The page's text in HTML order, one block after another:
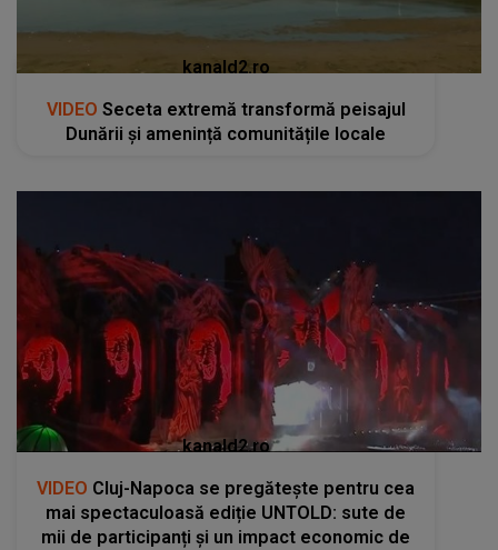
kanald2.ro
VIDEO Seceta extremă transformă peisajul
Dunării și amenință comunitățile locale
kanald2.ro
VIDEO Cluj-Napoca se pregătește pentru cea
mai spectaculoasă ediție UNTOLD: sute de
mii de participanți și un impact economic de